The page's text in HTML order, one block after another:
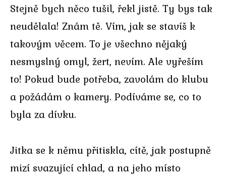
Stejně bych něco tušil, řekl jistě. Ty bys tak
neudělala! Znám tě. Vím, jak se stavíš k
takovým věcem. To je všechno nějaký
nesmyslný omyl, žert, nevím. Ale vyřeším
to! Pokud bude potřeba, zavolám do klubu
a požádám o kamery. Podíváme se, co to
byla za dívku.
Jitka se k němu přitiskla, cítě, jak postupně
mizí svazující chlad, a na jeho místo